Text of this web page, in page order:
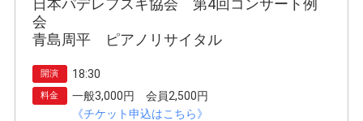
会
青島周平 ピアノリサイタル
開演 18:30
料金
一般3,000円 会員2,500円
《チケット申込はこちら》